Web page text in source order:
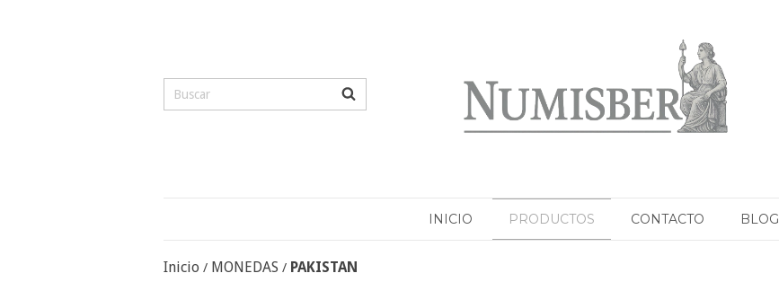
INICIO PRODUCTOS CONTACTO BLOG
Inicio / MONEDAS / PAKISTAN